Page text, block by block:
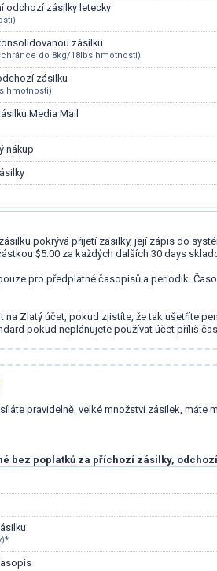
odchozí zásilky letecky
zásilku
do 8kg/18lbs hmotnosti)
zásilku
hmotnosti)
Media Mail
nákup
pokrývá přijetí zásilky, její zápis do
$5.00 za každých dalších 30 days
pro předplatné časopisů a periodik.
na Zlatý účet, pokud zjistíte, že tak ušetříte
pokud neplánujete používat účet příliš
pravidelně, velké množství zásilek,
bez poplatků za příchozí zásilky,